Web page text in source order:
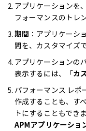
アプリケーションを
フォーマンスのトレ
期間 ：アプリケーシ
間を、カスタマイズ
アプリケーションの
表示するには、「カ
パフォーマンス レポ
作成することも、す
トにすることもでき
APMアプリケーショ